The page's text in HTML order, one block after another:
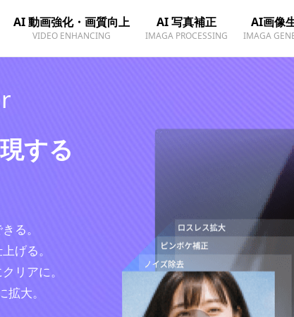
AI 動画強化・画質向上
VIDEO ENHANCING
AI 写真補正
IMAGA PROCESSING
AI画像
IMAGA
する
る。
げる。
リアに。
大。